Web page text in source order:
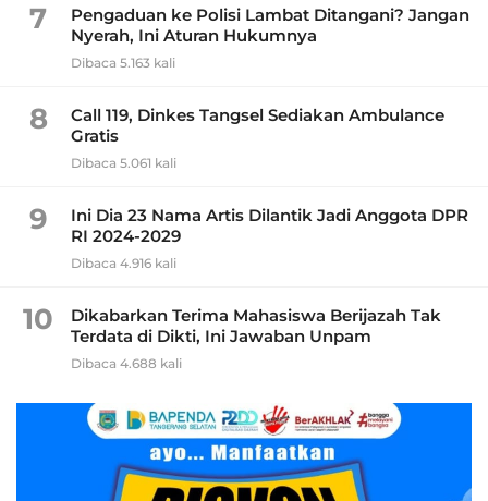
7
Pengaduan ke Polisi Lambat Ditangani? Jangan
Nyerah, Ini Aturan Hukumnya
Dibaca 5.163 kali
8
Call 119, Dinkes Tangsel Sediakan Ambulance
Gratis
Dibaca 5.061 kali
9
Ini Dia 23 Nama Artis Dilantik Jadi Anggota DPR
RI 2024-2029
Dibaca 4.916 kali
10
Dikabarkan Terima Mahasiswa Berijazah Tak
Terdata di Dikti, Ini Jawaban Unpam
Dibaca 4.688 kali